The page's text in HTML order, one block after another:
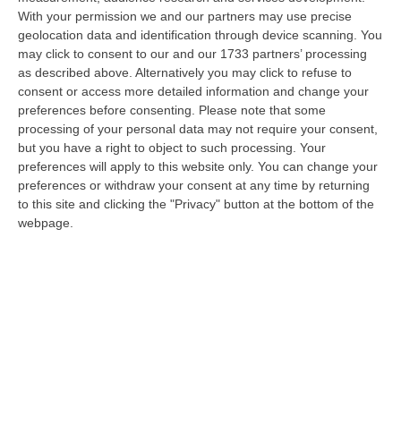
With your permission we and our partners may use precise
geolocation data and identification through device scanning. You
may click to consent to our and our 1733 partners’ processing
as described above. Alternatively you may click to refuse to
consent or access more detailed information and change your
preferences before consenting. Please note that some
processing of your personal data may not require your consent,
but you have a right to object to such processing. Your
preferences will apply to this website only. You can change your
preferences or withdraw your consent at any time by returning
to this site and clicking the "Privacy" button at the bottom of the
webpage.
Renzi: «Conte? Sarebbe Delittuoso Vannaccizzare La Coalizione»
“ROMA «Conte sta giocando la sua partita, vedremo se le primarie si
faranno, quando e con che formato, se a due Conte-Schlein o se ci
07 Agosto, 21:35
Meteo, Altri 10 Giorni Di Caldo Estremo
“ROMA La tregua varrà fino a domani: dopo il record di ieri con il bollino
rosso per tutte le 27 città monitorate e oggi con 26 allerte mass…
07 Agosto, 20:33